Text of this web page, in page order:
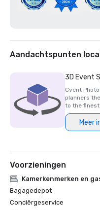
Aandachtspunten
3D Event
Cvent
planners
to the
Meer
Voorzieningen
Kamerkenmerken en
Bagagedepot
Conciërgeservice